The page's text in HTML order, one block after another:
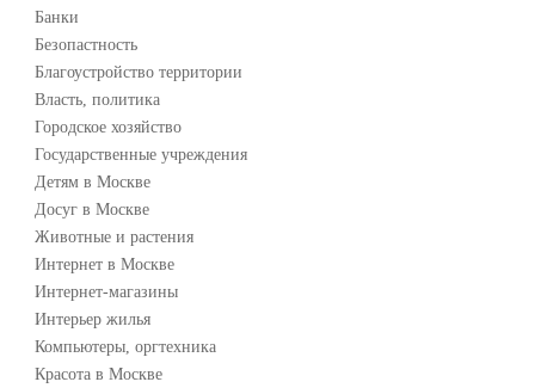
Банки
Безопастность
Благоустройство территории
Власть, политика
Городское хозяйство
Государственные учреждения
Детям в Москве
Досуг в Москве
Животные и растения
Интернет в Москве
Интернет-магазины
Интерьер жилья
Компьютеры, оргтехника
Красота в Москве